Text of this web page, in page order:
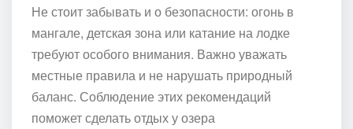
Не стоит забывать и о безопасности: огонь в
мангале, детская зона или катание на лодке
требуют особого внимания. Важно уважать
местные правила и не нарушать природный
баланс. Соблюдение этих рекомендаций
поможет сделать отдых у озера